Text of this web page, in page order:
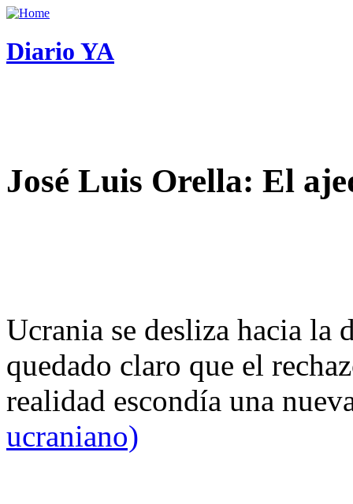
Diario YA
José Luis Orella: El
Ucrania se desliza hacia
quedado claro que el
realidad escondía una
ucraniano)